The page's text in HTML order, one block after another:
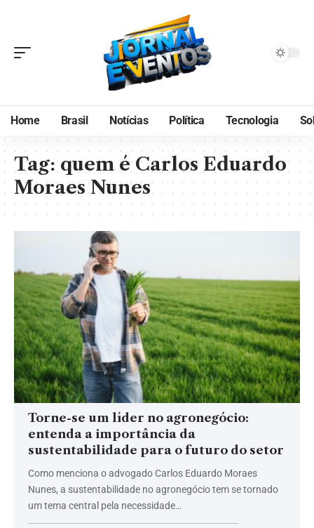
Home Brasil Notícias Política Tecnologia
Tag:quem é Carlos Eduardo
Moraes Nunes
Torne-se um líder no agronegócio:
entenda a importância da
sustentabilidade para o futuro do setor
Como menciona o advogado Carlos Eduardo Moraes
Nunes, a sustentabilidade no agronegócio tem se tornado
um tema central pela necessidade…